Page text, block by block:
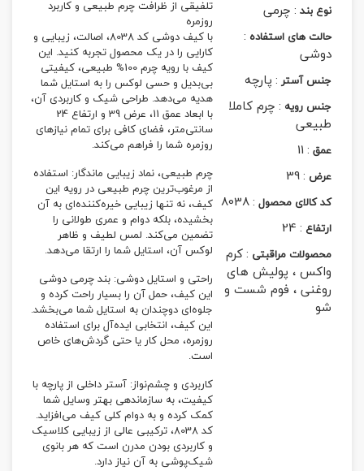
نوع بند :چرمی
حالت های استفاده :
دوشی
جنس آستر :پارچه
جنس رویه :چرم کاملا
طبیعی
عمق :
11
عرض :
39
کد کالای محصول :
8038
ارتفاع :
24
محصولات مراقبتی :کرم
واکس ، پولیش های
روغنی ، فوم شست و
شو
تلفیقی از ظرافت چرم طبیعی و کاربرد
روزمره
با کیف دوشی کد 8038، اصالت، زیبایی و
کارایی را در یک محصول تجربه کنید. این
کیف با رویه چرم 100% طبیعی، کیفیتی
بی‌بدیل و حسی لوکس را به استایل شما
هدیه می‌دهد. طراحی شیک و کاربردی آن،
با ابعاد عمق 11، عرض 39 و ارتفاع 24
سانتی‌متر، فضای کافی برای تمام نیازهای
روزمره شما را فراهم می‌کند.
چرم طبیعی، نماد زیبایی ماندگار: استفاده
از مرغوب‌ترین چرم طبیعی در رویه این
کیف، نه تنها زیبایی خیره‌کننده‌ای به آن
بخشیده، بلکه دوام و عمری طولانی را
تضمین می‌کند. لمس لطیف و ظاهر
لوکس آن، استایل شما را ارتقا می‌دهد.
راحتی و استایل دوشی: بند چرمی دوشی
این کیف، حمل آن را بسیار راحت کرده و
جلوه‌ای دوچندان به استایل شما می‌بخشد.
این کیف، انتخابی ایده‌آل برای استفاده
روزمره، محل کار یا حتی گردش‌های خاص
است.
کاربردی و چشم‌نواز: آستر داخلی از پارچه با
کیفیت، به سازماندهی بهتر وسایل شما
کمک کرده و به دوام کلی کیف می‌افزاید.
کد 8038، ترکیبی عالی از زیبایی کلاسیک
و کاربردی بودن مدرن است که هر بانوی
شیک‌پوشی به آن نیاز دارد.